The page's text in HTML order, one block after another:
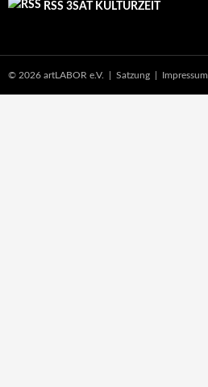
RSS 3SAT KULTURZEIT
© 2026 artLABOR e.V. | Satzung Impressum